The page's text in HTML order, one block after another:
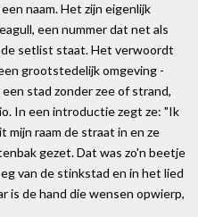
naam. Het zijn eigenlijk
een nummer dat net als
setlist staat. Het verwoordt
grootstedelijk omgeving -
stad zonder zee of strand,
In een introductie zegt ze: "Ik
mijn raam de straat in en ze
gezet. Dat was zo'n beetje
van de stinkstad en in het lied
is de hand die wensen opwierp,